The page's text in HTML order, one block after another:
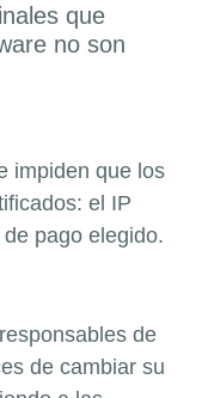
que
no son
impiden que los
el IP
pago elegido.
de
de cambiar su